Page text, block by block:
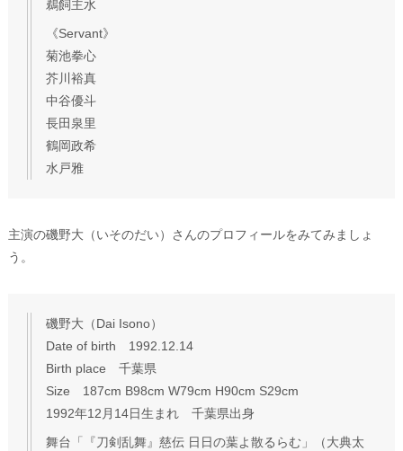
鵜飼主水
《Servant》
菊池拳心
芥川裕真
中谷優斗
長田泉里
鶴岡政希
水戸雅
主演の磯野大（いそのだい）さんのプロフィールをみてみましょ
う。
磯野大（Dai Isono）
Date of birth 1992.12.14
Birth place 千葉県
Size 187cm B98cm W79cm H90cm S29cm
1992年12月14日生まれ 千葉県出身
舞台「『刀剣乱舞』慈伝 日日の葉よ散るらむ」（大典太